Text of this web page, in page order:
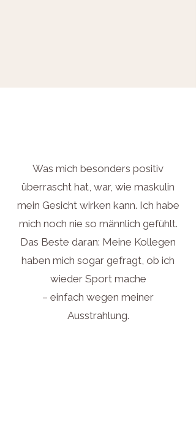
Was mich besonders positiv
überrascht hat, war, wie maskulin
mein Gesicht wirken kann. Ich habe
mich noch nie so männlich gefühlt.
Das Beste daran: Meine Kollegen
haben mich sogar gefragt, ob ich
wieder Sport mache
– einfach wegen meiner
Ausstrahlung.